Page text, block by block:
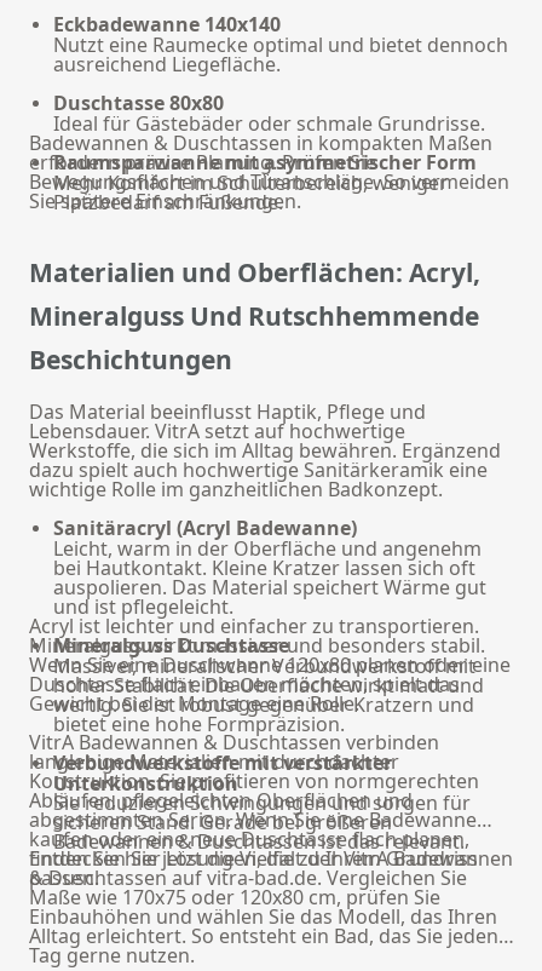
Eckbadewanne 140x140
Nutzt eine Raumecke optimal und bietet dennoch
ausreichend Liegefläche.
Duschtasse 80x80
Ideal für Gästebäder oder schmale Grundrisse.
Raumsparwanne mit asymmetrischer Form
Mehr Komfort im Schulterbereich, weniger
Platzbedarf am Fußende.
Badewannen & Duschtassen in kompakten Maßen
erfordern präzise Planung. Prüfen Sie
Bewegungsflächen und Türanschläge. So vermeiden
Sie spätere Einschränkungen.
Materialien und Oberflächen: Acryl,
Mineralguss Und Rutschhemmende
Beschichtungen
Das Material beeinflusst Haptik, Pflege und
Lebensdauer. VitrA setzt auf hochwertige
Werkstoffe, die sich im Alltag bewähren. Ergänzend
dazu spielt auch hochwertige Sanitärkeramik eine
wichtige Rolle im ganzheitlichen Badkonzept.
Sanitäracryl (Acryl Badewanne)
Leicht, warm in der Oberfläche und angenehm
bei Hautkontakt. Kleine Kratzer lassen sich oft
auspolieren. Das Material speichert Wärme gut
und ist pflegeleicht.
Mineralguss Duschtasse
Massiver, mineralischer Verbundwerkstoff mit
hoher Stabilität. Die Oberfläche wirkt matt und
wertig. Sie ist robust gegenüber Kratzern und
bietet eine hohe Formpräzision.
Verbundwerkstoffe mit verstärkter
Unterkonstruktion
Sie reduzieren Schwingungen und sorgen für
sicheren Stand. Gerade bei größeren
Badewannen & Duschtassen ist das relevant.
Acryl ist leichter und einfacher zu transportieren.
Mineralguss wirkt massiver und besonders stabil.
Wenn Sie eine Duschwanne 120x80 planen oder eine
Duschtasse flach einbauen möchten, spielt das
Gewicht bei der Montage eine Rolle.
VitrA Badewannen & Duschtassen verbinden
langlebige Materialien mit durchdachter
Konstruktion. Sie profitieren von normgerechten
Abläufen, pflegeleichten Oberflächen und
abgestimmten Serien. Wenn Sie eine Badewanne
kaufen oder eine neue Duschtasse flach planen,
finden Sie hier Lösungen, die zu Ihrem Grundriss
passen.
Entdecken Sie jetzt die Vielfalt der VitrA Badewannen
& Duschtassen auf vitra-bad.de. Vergleichen Sie
Maße wie 170x75 oder 120x80 cm, prüfen Sie
Einbauhöhen und wählen Sie das Modell, das Ihren
Alltag erleichtert. So entsteht ein Bad, das Sie jeden
Tag gerne nutzen.